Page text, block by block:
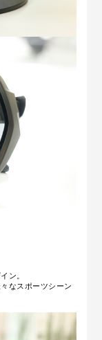
ン。
なスポーツシーン